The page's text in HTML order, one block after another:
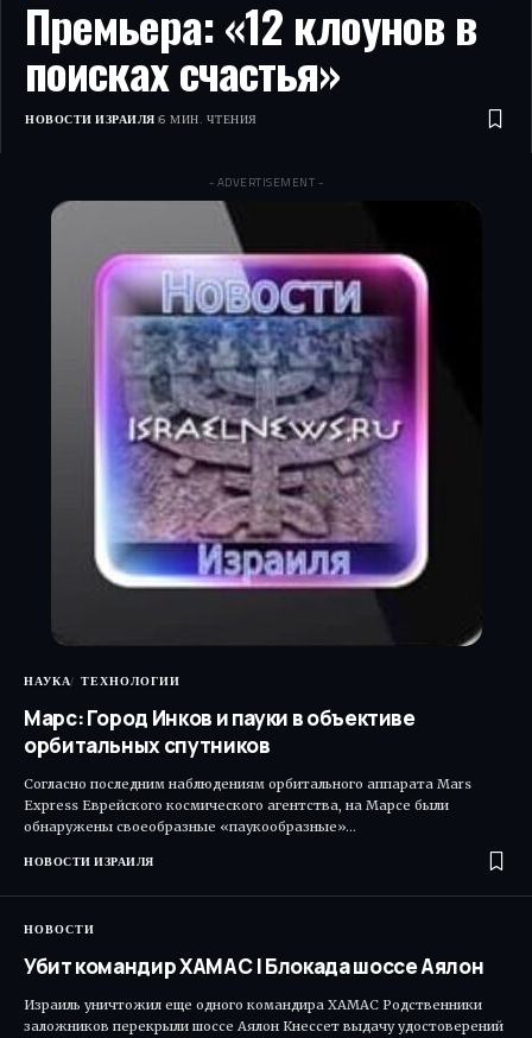
Премьера: «12 клоунов в
поисках счастья»
НОВОСТИ ИЗРАИЛЯ 6 МИН. ЧТЕНИЯ
- ADVERTISEMENT -
НАУКА ТЕХНОЛОГИИ
Марс: Город Инков и пауки в объективе
орбитальных спутников
Согласно последним наблюдениям орбитального аппарата Mars
Express Еврейского космического агентства, на Марсе были
обнаружены своеобразные «паукообразные»…
НОВОСТИ ИЗРАИЛЯ
НОВОСТИ
Убит командир ХАМАС | Блокада шоссе Аялон
Израиль уничтожил еще одного командира ХАМАС Родственники
заложников перекрыли шоссе Аялон Кнессет выдачу удостоверений